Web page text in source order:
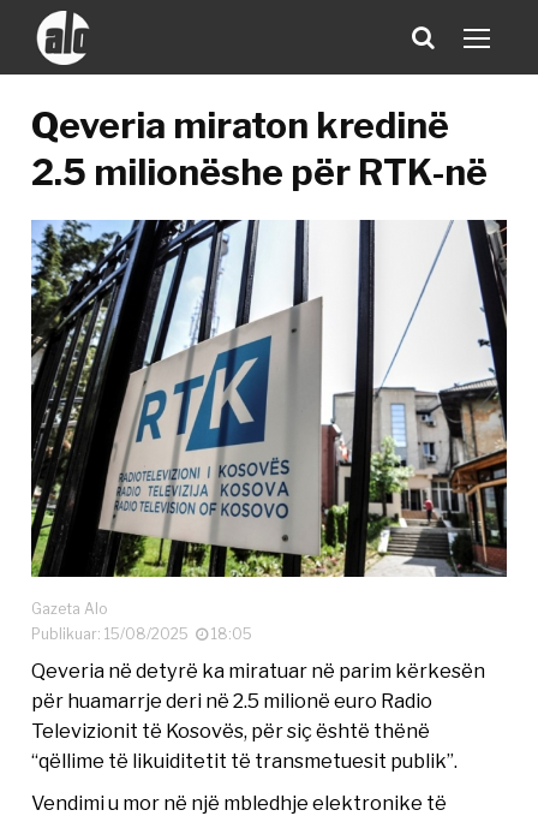
Qeveria miraton kredinë
2.5 milionëshe për RTK-në
Gazeta Alo
Publikuar: 15/08/2025
18:05
Qeveria në detyrë ka miratuar në parim kërkesën
për huamarrje deri në 2.5 milionë euro Radio
Televizionit të Kosovës, për siç është thënë
“qëllime të likuiditetit të transmetuesit publik”.
Vendimi u mor në një mbledhje elektronike të